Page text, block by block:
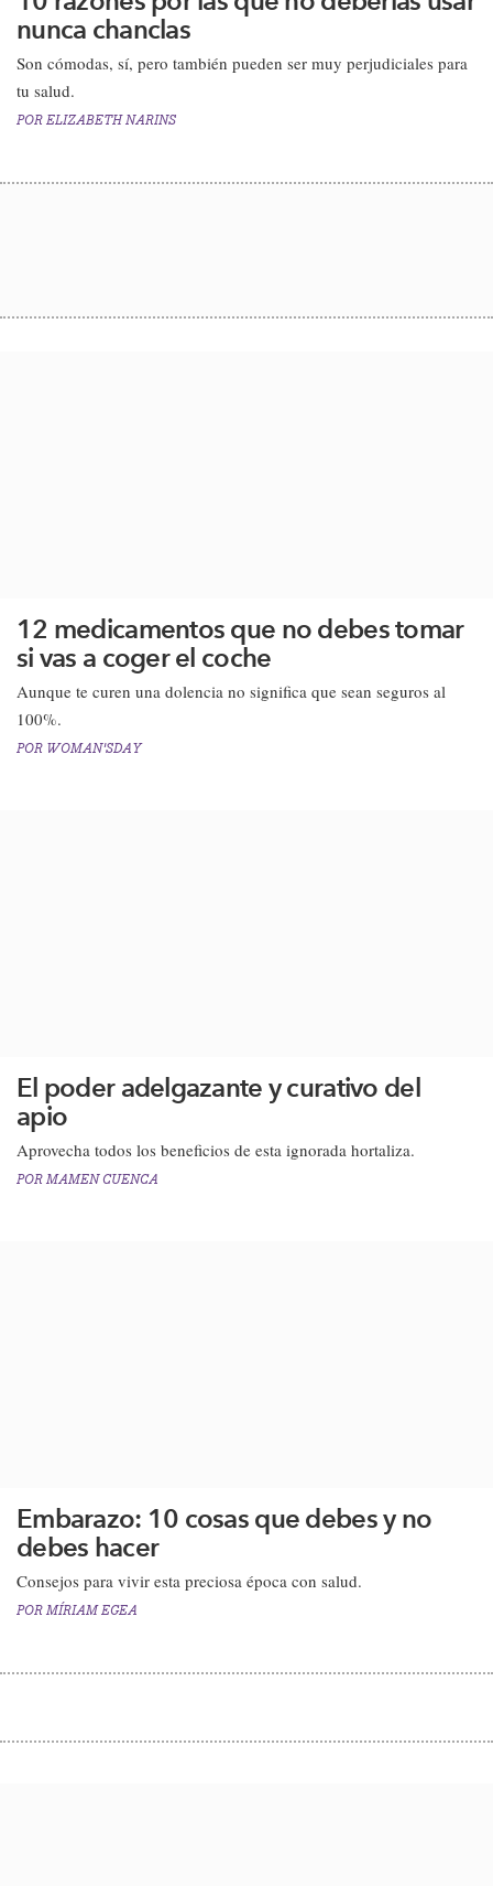
nunca chanclas
Son cómodas, sí, pero también pueden ser muy perjudiciales para
tu salud.​
POR ELIZABETH NARINS
12 medicamentos que no debes tomar
si vas a coger el coche
​Aunque te curen una dolencia no significa que sean seguros al
100%.
POR WOMAN'SDAY
El poder adelgazante y curativo del
apio
Aprovecha todos los beneficios de esta ignorada hortaliza.
POR MAMEN CUENCA
Embarazo: 10 cosas que debes y no
debes hacer
​Consejos para vivir esta preciosa época con salud.
POR MÍRIAM EGEA